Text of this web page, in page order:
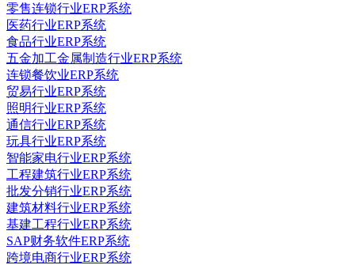
零售连锁行业ERP系统
医药行业ERP系统
食品行业ERP系统
五金加工金属制造行业ERP系统
连锁餐饮业ERP系统
贸易行业ERP系统
照明行业ERP系统
通信行业ERP系统
玩具行业ERP系统
智能家电行业ERP系统
工程建筑行业ERP系统
批发分销行业ERP系统
建筑材料行业ERP系统
基建工程行业ERP系统
SAP财务软件ERP系统
跨境电商行业ERP系统